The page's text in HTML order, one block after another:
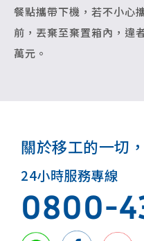
餐點攜帶下機，若不小心
前，丟棄至棄置箱內，違
萬元。
關於移工的一切
24小時服務專線
0800-